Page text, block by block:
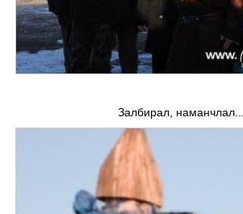
Залбирал, наманчлал...